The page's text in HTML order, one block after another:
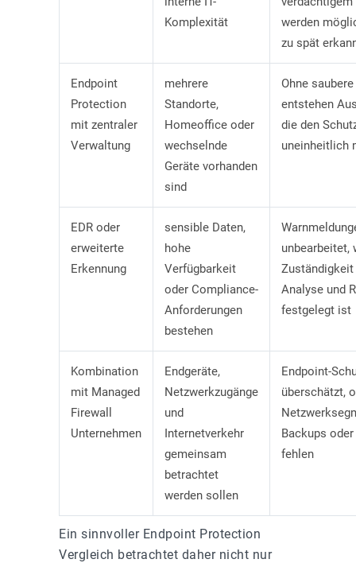
Komplexität
werden
zu spät
Endpoint
Protection
mit zentraler
Verwaltung
mehrere
Standorte,
Homeoffice oder
wechselnde
Geräte vorhanden
sind
Ohne
entstehen
die den
uneinheitlich
EDR oder
erweiterte
Erkennung
sensible Daten,
hohe
Verfügbarkeit
oder Compliance-
Anforderungen
bestehen
unbearbeitet,
Analyse und
festgelegt ist
Kombination
mit Managed
Firewall
Unternehmen
Endgeräte,
Netzwerkzugänge
und
Internetverkehr
gemeinsam
betrachtet
werden sollen
Endpoint-
überschätzt,
Backups
fehlen
Ein sinnvoller Endpoint Protection
Vergleich betrachtet daher nicht nur